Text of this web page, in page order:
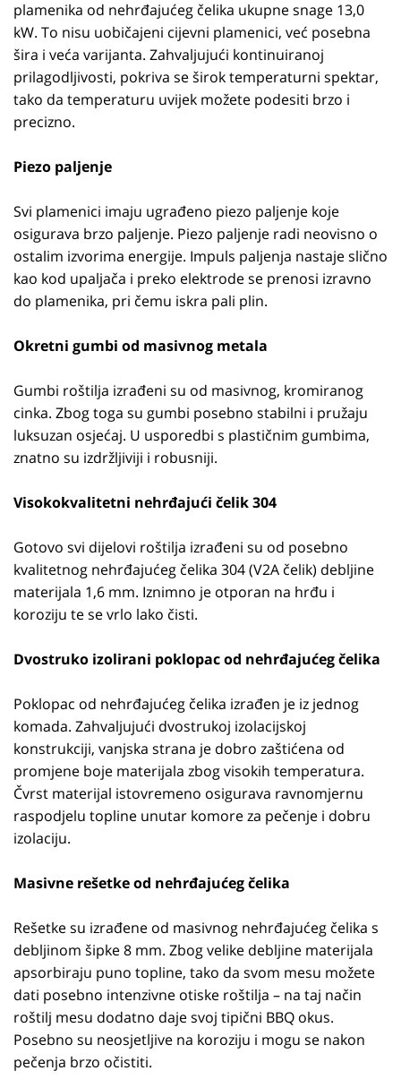
plamenika od nehrđajućeg čelika ukupne snage 13,0
kW. To nisu uobičajeni cijevni plamenici, već posebna
šira i veća varijanta. Zahvaljujući kontinuiranoj
prilagodljivosti, pokriva se širok temperaturni spektar,
tako da temperaturu uvijek možete podesiti brzo i
precizno.
Piezo paljenje
Svi plamenici imaju ugrađeno piezo paljenje koje
osigurava brzo paljenje. Piezo paljenje radi neovisno o
ostalim izvorima energije. Impuls paljenja nastaje slično
kao kod upaljača i preko elektrode se prenosi izravno
do plamenika, pri čemu iskra pali plin.
Okretni gumbi od masivnog metala
Gumbi roštilja izrađeni su od masivnog, kromiranog
cinka. Zbog toga su gumbi posebno stabilni i pružaju
luksuzan osjećaj. U usporedbi s plastičnim gumbima,
znatno su izdržljiviji i robusniji.
Visokokvalitetni nehrđajući čelik 304
Gotovo svi dijelovi roštilja izrađeni su od posebno
kvalitetnog nehrđajućeg čelika 304 (V2A čelik) debljine
materijala 1,6 mm. Iznimno je otporan na hrđu i
koroziju te se vrlo lako čisti.
Dvostruko izolirani poklopac od nehrđajućeg čelika
Poklopac od nehrđajućeg čelika izrađen je iz jednog
komada. Zahvaljujući dvostrukoj izolacijskoj
konstrukciji, vanjska strana je dobro zaštićena od
promjene boje materijala zbog visokih temperatura.
Čvrst materijal istovremeno osigurava ravnomjernu
raspodjelu topline unutar komore za pečenje i dobru
izolaciju.
Masivne rešetke od nehrđajućeg čelika
Rešetke su izrađene od masivnog nehrđajućeg čelika s
debljinom šipke 8 mm. Zbog velike debljine materijala
apsorbiraju puno topline, tako da svom mesu možete
dati posebno intenzivne otiske roštilja – na taj način
roštilj mesu dodatno daje svoj tipični BBQ okus.
Posebno su neosjetljive na koroziju i mogu se nakon
pečenja brzo očistiti.